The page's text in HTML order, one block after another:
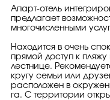
Апарт-отель
предлагает
многочисленными
Находится в очень
прямой доступ к
лестнице.
кругу семьи или
расположен в
га. С территории